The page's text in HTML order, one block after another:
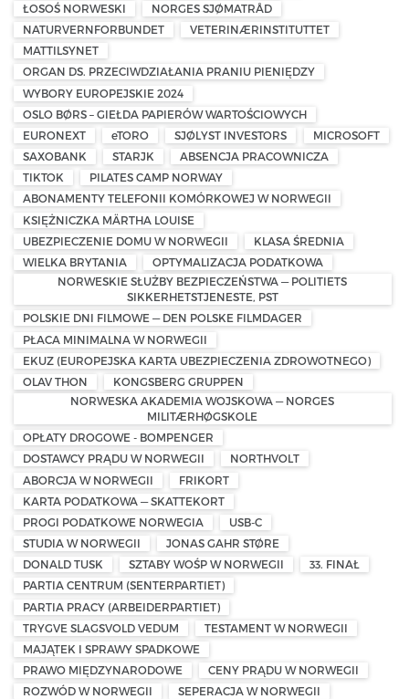
ŁOSOŚ NORWESKI
NORGES SJØMATRÅD
NATURVERNFORBUNDET
VETERINÆRINSTITUTTET
MATTILSYNET
ORGAN DS. PRZECIWDZIAŁANIA PRANIU PIENIĘDZY
WYBORY EUROPEJSKIE 2024
OSLO BØRS – GIEŁDA PAPIERÓW WARTOŚCIOWYCH
EURONEXT
eTORO SJØLYST INVESTORS
MICROSOFT
SAXOBANK
STARJK
ABSENCJA PRACOWNICZA
TIKTOK
PILATES CAMP NORWAY
ABONAMENTY TELEFONII KOMÓRKOWEJ W NORWEGII
KSIĘŻNICZKA MÄRTHA LOUISE
UBEZPIECZENIE DOMU W NORWEGII
KLASA ŚREDNIA
WIELKA BRYTANIA
OPTYMALIZACJA PODATKOWA
NORWESKIE SŁUŻBY BEZPIECZEŃSTWA — POLITIETS
SIKKERHETSTJENESTE, PST
POLSKIE DNI FILMOWE — DEN POLSKE FILMDAGER
PŁACA MINIMALNA W NORWEGII
EKUZ (EUROPEJSKA KARTA UBEZPIECZENIA ZDROWOTNEGO)
OLAV THON
KONGSBERG GRUPPEN
NORWESKA AKADEMIA WOJSKOWA — NORGES
MILITÆRHØGSKOLE
OPŁATY DROGOWE - BOMPENGER
DOSTAWCY PRĄDU W NORWEGII
NORTHVOLT
ABORCJA W NORWEGII
FRIKORT
KARTA PODATKOWA — SKATTEKORT
PROGI PODATKOWE NORWEGIA
USB-C
STUDIA W NORWEGII
JONAS GAHR STØRE
DONALD TUSK
SZTABY WOŚP W NORWEGII
33. FINAŁ
PARTIA CENTRUM (SENTERPARTIET)
PARTIA PRACY (ARBEIDERPARTIET)
TRYGVE SLAGSVOLD VEDUM
TESTAMENT W NORWEGII
MAJĄTEK I SPRAWY SPADKOWE
PRAWO MIĘDZYNARODOWE
CENY PRĄDU W NORWEGII
ROZWÓD W NORWEGII
SEPERACJA W NORWEGII